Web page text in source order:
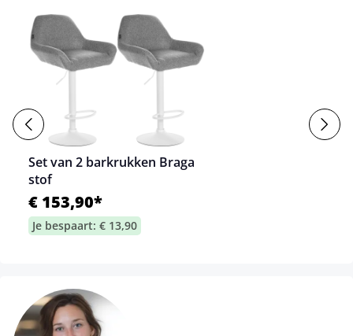
Set van 2 barkrukken Braga
stof
€ 153,90*
Je bespaart: € 13,90